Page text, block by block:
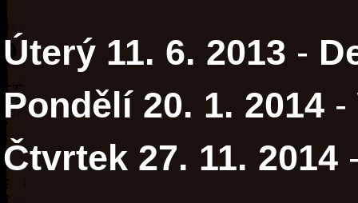
Úterý 11. 6. 2013 -
Pondělí 20. 1. 2014 -
Čtvrtek 27. 11. 2014